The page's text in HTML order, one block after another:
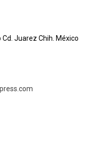
Cd. Juarez Chih. México